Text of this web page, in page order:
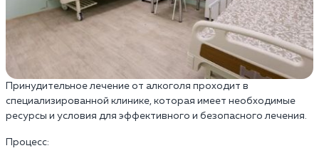
Принудительное лечение от алкоголя проходит в
специализированной клинике, которая имеет необходимые
ресурсы и условия для эффективного и безопасного лечения.
Процесс: